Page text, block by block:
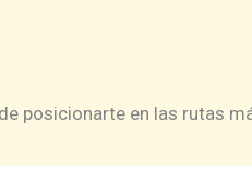
posicionarte en las rutas